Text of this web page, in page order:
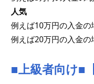
人気
例えば10万円の入金
例えば20万円の入金
■上級者向け■